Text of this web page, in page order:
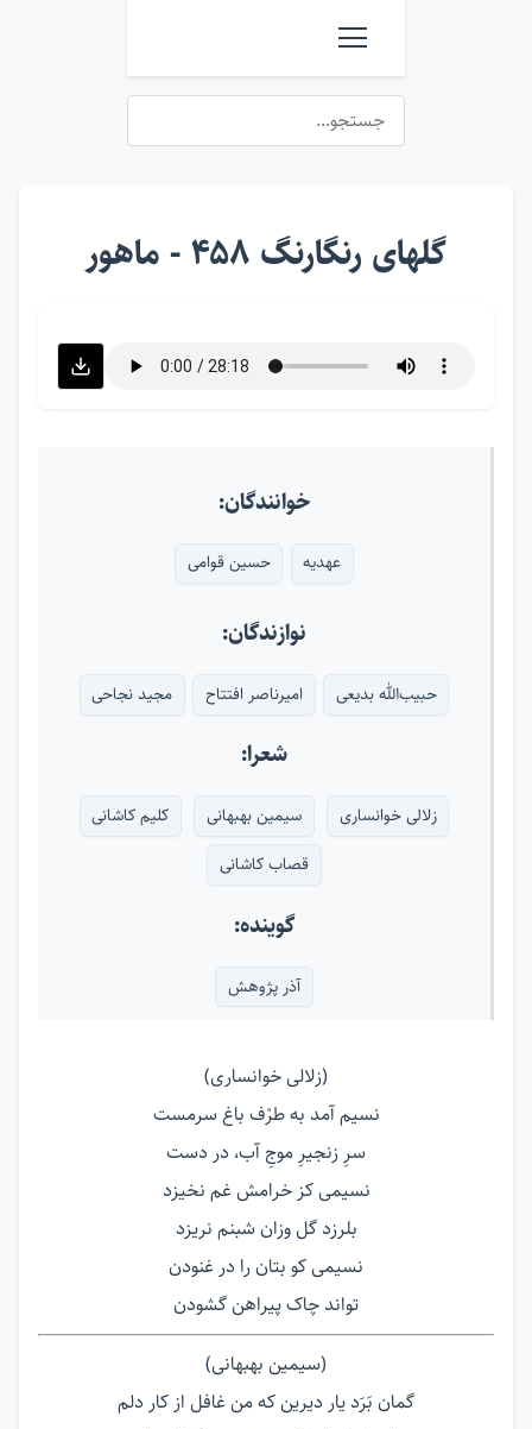
گلهای رنگارنگ ۴۵۸ - ماهور
خوانندگان:
عهدیه حسین قوامی
نوازندگان:
حبیب‌الله بدیعی امیرناصر افتتاح مجید نجاحی
شعرا:
زلالی خوانساری سیمین بهبهانی
کلیم کاشانی
قصاب کاشانی
گوینده:
آذر پژوهش
(زلالی خوانساری)
نسیم آمد به طرْف باغ سرمست
سرِ زنجیرِ موجِ آب، در دست
نسیمی کز خرامش غم نخیزد
بلرزد گل وزان شبنم نریزد
نسیمی کو بتان را در غنودن
تواند چاک پیراهن گشودن
(سیمین بهبهانی)
گمان بَرَد یار دیرین که من غافل از کار دلم